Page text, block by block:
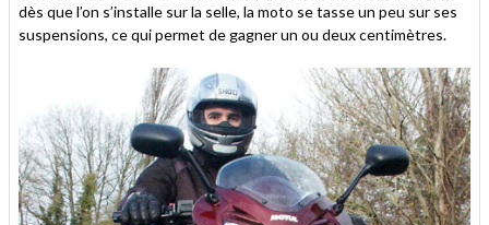
dès que l’on s’installe sur la selle, la moto se tasse un peu sur ses
suspensions, ce qui permet de gagner un ou deux centimètres.